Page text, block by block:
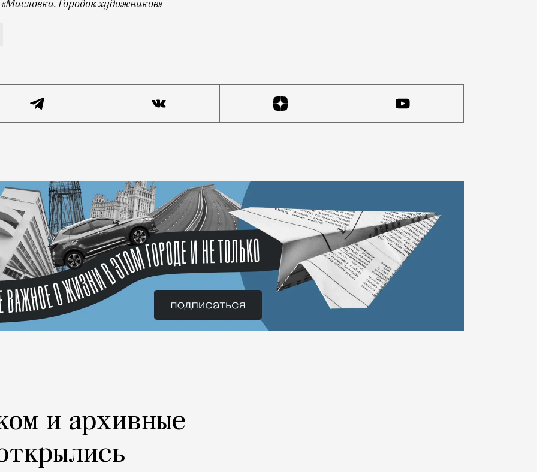
Городок художников»
5 июня откроет выставку «Полеты над временем. Пьеса о Штеренбергах», посвященную
и архивные